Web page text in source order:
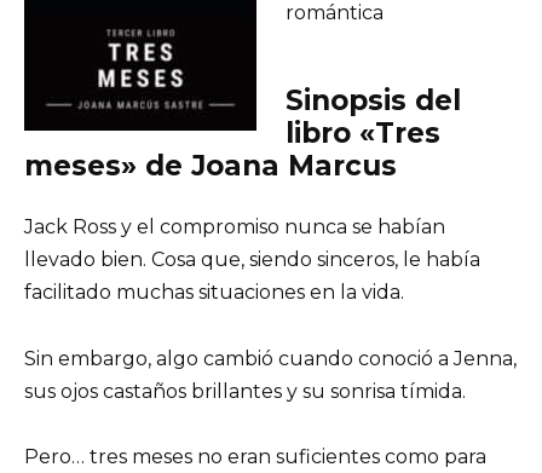
romántica
Sinopsis del
libro «Tres
meses» de Joana Marcus
Jack Ross y el compromiso nunca se habían
llevado bien. Cosa que, siendo sinceros, le había
facilitado muchas situaciones en la vida.
Sin embargo, algo cambió cuando conoció a Jenna,
sus ojos castaños brillantes y su sonrisa tímida.
Pero… tres meses no eran suficientes como para